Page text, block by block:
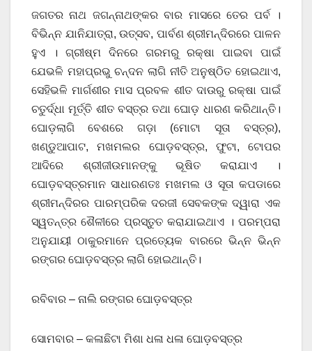
ଜଗତର ନାଥ ଜଗନ୍ନାଥଙ୍କର ବାର ମାସରେ ତେର ପର୍ବ ।
ବିଭିନ୍ନ ଯାନିଯାତ୍ରା, ଉତ୍ସବ, ପାର୍ବଣ ଶ୍ରୀମନ୍ଦିରରେ ପାଳନ
ହୁଏ । ଗ୍ରୀଷ୍ମ ଦିନରେ ଗରମରୁ ରକ୍ଷା ପାଇବା ପାଇଁ
ଯେଭଳି ମହାପ୍ରଭୁ ଚନ୍ଦନ ଲାଗି ନୀତି ଅନୁଷ୍ଠିତ ହୋଇଥାଏ,
ସେହିଭଳି ମାର୍ଗଶୀର ମାସ ପ୍ରବଳ ଶୀତ ଦାଉରୁ ରକ୍ଷା ପାଇଁ
ଚତୁର୍ଦ୍ଧା ମୂର୍ତ୍ତି ଶୀତ ବସ୍ତ୍ର ତଥା ଘୋଡ଼ ଧାରଣ କରିଥାନ୍ତି।
ଘୋଡ଼ଲାଗି ବେଶରେ ଗଡ଼ା (ମୋଟା ସୂତା ବସ୍ତ୍ର),
ଖଣ୍ଡୁଆପାଟ, ମଖମଲର ଘୋଡ଼ବସ୍ତ୍ର, ଫୁଟା, ଟୋପର
ଆଦିରେ ଶ୍ରୀଜୀଉମାନଙ୍କୁ ଭୂଷିତ କରାଯାଏ ।
ଘୋଡ଼ବସ୍ତ୍ରମାନ ସାଧାରଣତଃ ମଖମଲ ଓ ସୂତା କପଡାରେ
ଶ୍ରୀମନ୍ଦିରର ପାରମ୍ପରିକ ଦରଜୀ ସେବକଙ୍କ ଦ୍ୱାରା ଏକ
ସ୍ୱତନ୍ତ୍ର ଶୈଳୀରେ ପ୍ରସ୍ତୁତ କରାଯାଇଥାଏ । ପରମ୍ପରା
ଅନୁଯାୟୀ ଠାକୁରମାନେ ପ୍ରତ୍ୟେକ ବାରରେ ଭିନ୍ନ ଭିନ୍ନ
ରଙ୍ଗର ଘୋଡ଼ବସ୍ତ୍ର ଲାଗି ହୋଇଥାନ୍ତି।
ରବିବାର – ନାଲି ରଙ୍ଗର ଘୋଡ଼ବସ୍ତ୍ର
ସୋମବାର – କଳାଛିଟା ମିଶା ଧଳା ଧଳା ଘୋଡ଼ବସ୍ତ୍ର